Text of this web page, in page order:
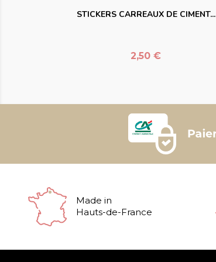
STICKERS CARREAUX DE CIMENT...
Prix
2,50 €
Made in
Hauts-de-France